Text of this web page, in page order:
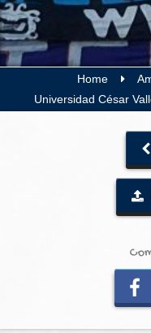
Home
Universidad César